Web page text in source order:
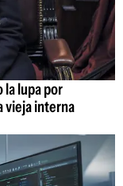
la lupa por
vieja interna